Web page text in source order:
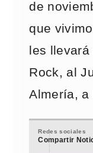
de
que
les llevará
Rock, al
Almería, a
Redes sociales
Compartir